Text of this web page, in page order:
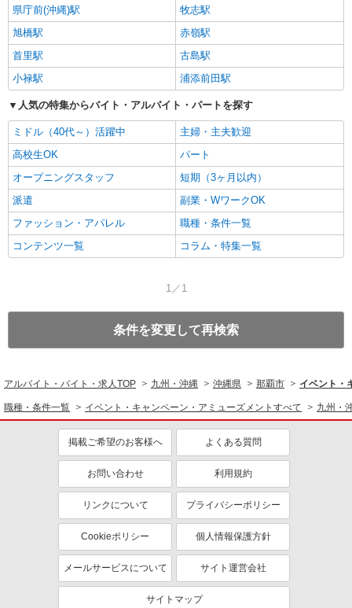
県庁前(沖縄)駅
牧志駅
旭橋駅
赤嶺駅
首里駅
古島駅
小禄駅
浦添前田駅
人気の特集からバイト・アルバイト・パートを探す
ミドル（40代～）活躍中
主婦・主夫歓迎
高校生OK
パート
オープニングスタッフ
短期（3ヶ月以内）
派遣
副業・WワークOK
ファッション・アパレル
職種・条件一覧
コンテンツ一覧
コラム・特集一覧
1／1
条件を変更して再検索
アルバイト・バイト・求人TOP 九州・沖縄 沖縄県 那覇市 イベント・
職種・条件一覧 イベント・キャンペーン・アミューズメントすべて 九州・
掲載ご希望のお客様へ よくある質問
お問い合わせ 利用規約
リンクについて プライバシーポリシー
Cookieポリシー 個人情報保護方針
メールサービスについて サイト運営会社
サイトマップ